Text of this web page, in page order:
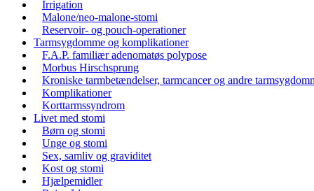
Irrigation
Malone/neo-malone-stomi
Reservoir- og pouch-operationer
Tarmsygdomme og komplikationer
F.A.P. familiær adenomatøs polypose
Morbus Hirschsprung
Kroniske tarmbetændelser, tarmcancer og andre
Komplikationer
Korttarmssyndrom
Livet med stomi
Børn og stomi
Unge og stomi
Sex, samliv og graviditet
Kost og stomi
Hjælpemidler